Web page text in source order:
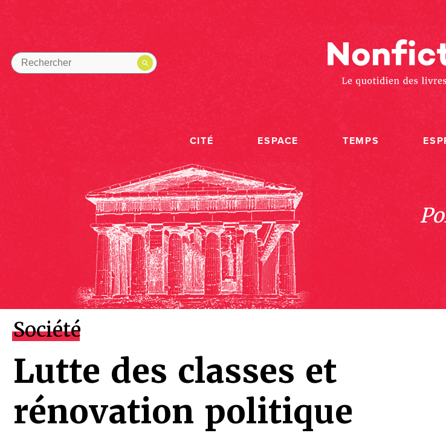
CITÉ ESPACE TEMPS
Société
Lutte des classes et
rénovation politique